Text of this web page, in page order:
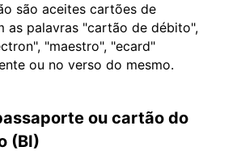
são aceites cartões de
as palavras "cartão de débito",
"maestro", "ecard"
ou no verso do mesmo.
ou cartão do
(BI)